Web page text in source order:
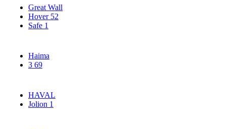
Great Wall
Hover 52
Safe 1
Haima
3 69
HAVAL
Jolion 1